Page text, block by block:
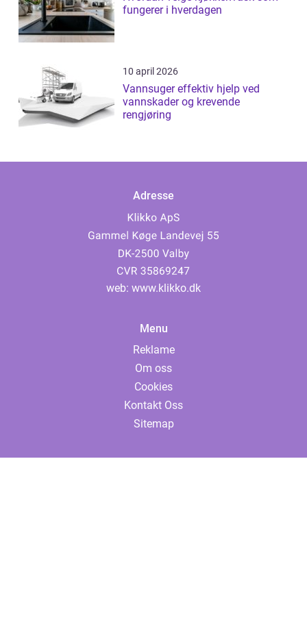
fungerer i hverdagen
10 april 2026
Vannsuger effektiv hjelp ved
vannskader og krevende
rengjøring
Adresse
web: www.klikko.dk
Menu
Reklame
Om oss
Cookies
Kontakt Oss
Sitemap